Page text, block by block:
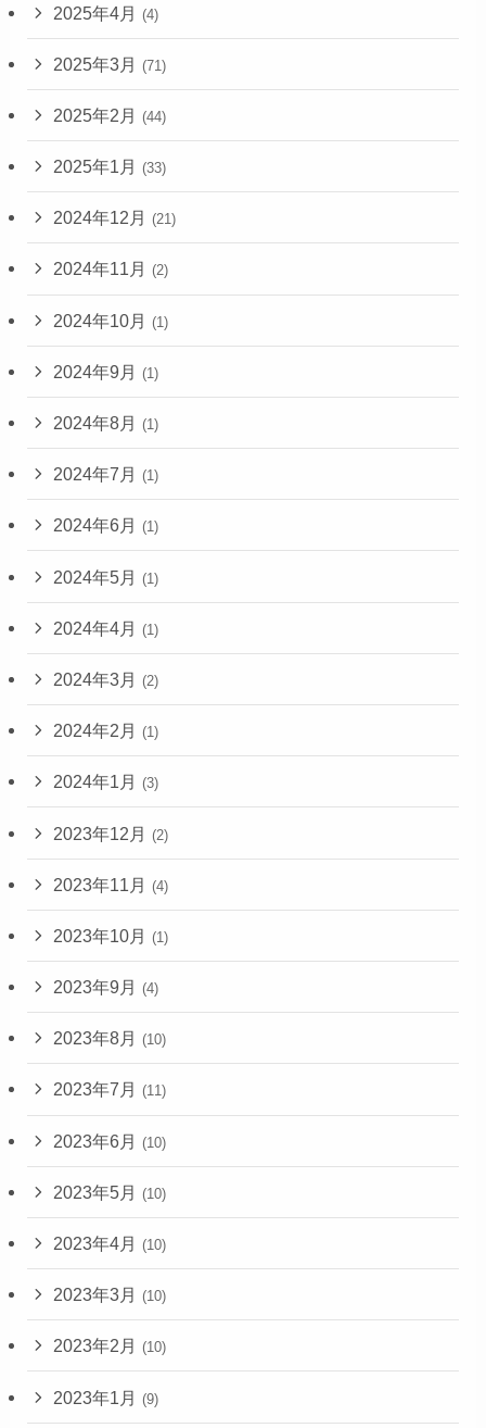
2025年4月 (4)
2025年3月 (71)
2025年2月 (44)
2025年1月 (33)
2024年12月 (21)
2024年11月 (2)
2024年10月 (1)
2024年9月 (1)
2024年8月 (1)
2024年7月 (1)
2024年6月 (1)
2024年5月 (1)
2024年4月 (1)
2024年3月 (2)
2024年2月 (1)
2024年1月 (3)
2023年12月 (2)
2023年11月 (4)
2023年10月 (1)
2023年9月 (4)
2023年8月 (10)
2023年7月 (11)
2023年6月 (10)
2023年5月 (10)
2023年4月 (10)
2023年3月 (10)
2023年2月 (10)
2023年1月 (9)